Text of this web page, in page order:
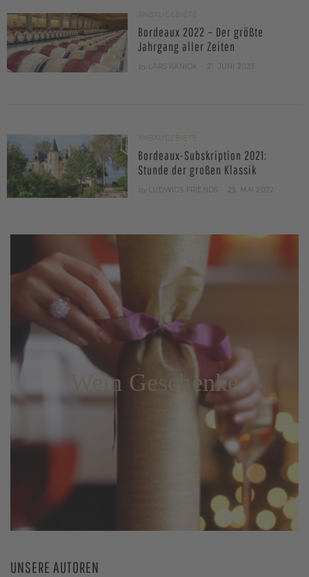
ANBAUGEBIETE
Bordeaux 2022 – Der größte
Jahrgang aller Zeiten
LARS KANIOK
POSTED
21. JUNI 2023
ANBAUGEBIETE
Bordeaux-Subskription 2021:
Stunde der großen Klassik
LUDWIGS FRIENDS
POSTED
25. MAI 2022
Wein Geschenke
UNSERE AUTOREN